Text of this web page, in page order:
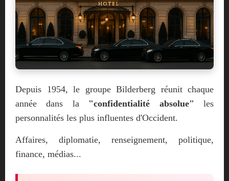
Depuis 1954, le groupe Bilderberg réunit chaque
année dans la "confidentialité absolue" les
personnalités les plus influentes d'Occident.
Affaires, diplomatie, renseignement, politique,
finance, médias...